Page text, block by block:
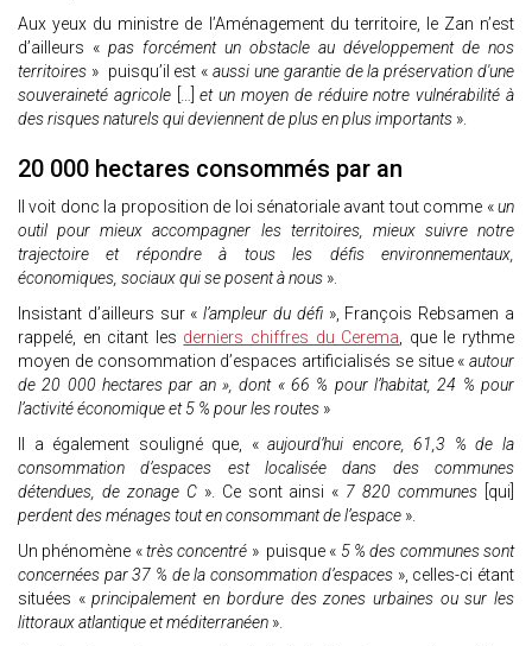
Aux yeux du ministre de l’Aménagement du territoire, le Zan n’est
d’ailleurs « pas forcément un obstacle au développement de nos
territoires » puisqu’il est «aussi une garantie de la préservation d'une
souveraineté agricole […]et un moyen de réduire notre vulnérabilité à
des risques naturels qui deviennent de plus en plus importants ».
20 000 hectares consommés par an
Il voit donc la proposition de loi sénatoriale avant tout comme «un
outil pour mieux accompagner les territoires, mieux suivre notre
trajectoire et répondre à tous les défis environnementaux,
économiques, sociaux qui se posent à nous ».
Insistant d’ailleurs sur « l’ampleur du défi», François Rebsamen a
rappelé, en citant les derniers chiffres du Cerema, que le rythme
moyen de consommation d’espaces artificialisés se situe « autour
de 20 000 hectares par an », dont « 66 % pour l’habitat, 24 % pour
l’activité économique et 5 % pour les routes »
Il a également souligné que, «aujourd’hui encore, 61,3 % de la
consommation d’espaces est localisée dans des communes
détendues, de zonage C». Ce sont ainsi « 7 820 communes
[qui]
perdent des ménages tout en consommant de l’espace ».
Un phénomène «très concentré » puisque « 5 % des communes sont
concernées par 37 % de la consommation d’espaces », celles-ci étant
situées «principalement en bordure des zones urbaines ou sur les
littoraux atlantique et méditerranéen ».